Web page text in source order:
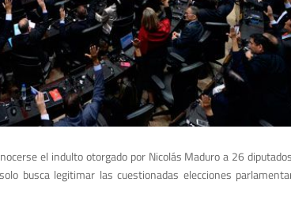
el indulto otorgado por Nicolás Maduro a 26
busca legitimar las cuestionadas elecciones